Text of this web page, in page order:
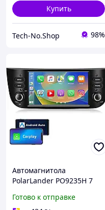
Купить
Tech-No.Shop 98%
Автомагнитола
PolarLander PO9235H 7
Fiat Punto с поддержкой
Готово к отправке